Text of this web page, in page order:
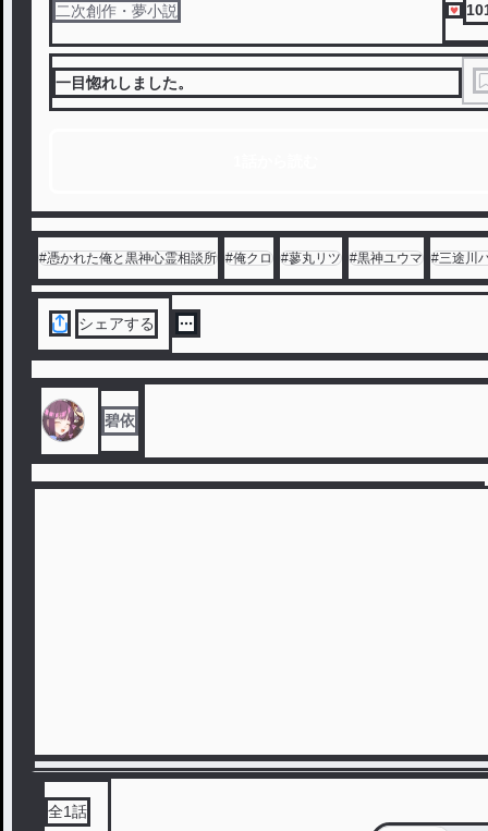
二次創作・夢小説
一目惚れしました。
#憑かれた俺と黒神心霊相談所 #俺クロ #蓼丸リツ #黒神ユウマ #三途川
シェアする
碧依
全1話